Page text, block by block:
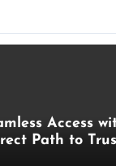
Access
Path to